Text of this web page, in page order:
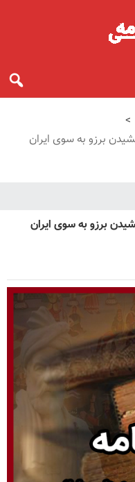
>
برزو به سوی ایران
برزو به سوی ایران